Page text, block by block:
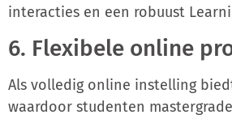
interacties en een robuust
6. Flexibele online
Als volledig online instelling
waardoor studenten